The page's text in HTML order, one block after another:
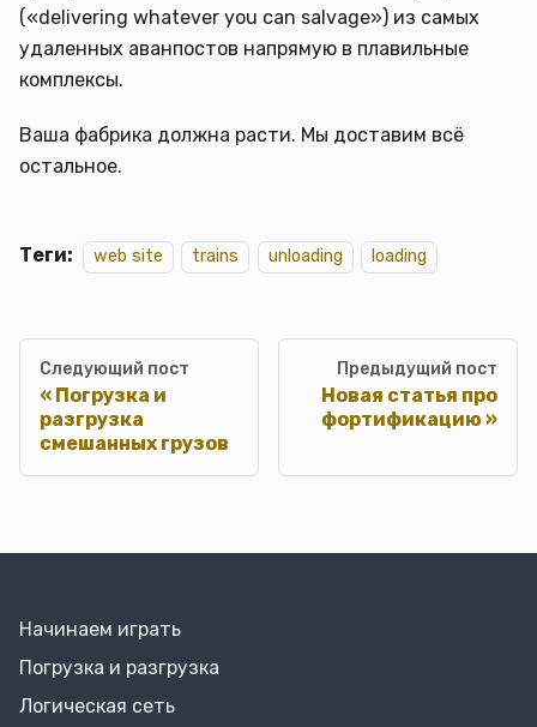
(«delivering whatever you can salvage») из самых
удаленных аванпостов напрямую в плавильные
комплексы.
Ваша фабрика должна расти. Мы доставим всё
остальное.
Теги: web site trains unloading loading
Следующий пост
Погрузка и
разгрузка
смешанных грузов
Предыдущий пост
Новая статья про
фортификацию
Начинаем играть
Погрузка и разгрузка
Логическая сеть